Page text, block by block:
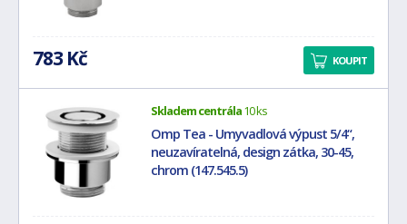
783 Kč KOUPIT
Skladem centrála10 ks
Omp Tea - Umyvadlová výpust 5/4“,
neuzavíratelná, design zátka, 30-45,
chrom (147.545.5)